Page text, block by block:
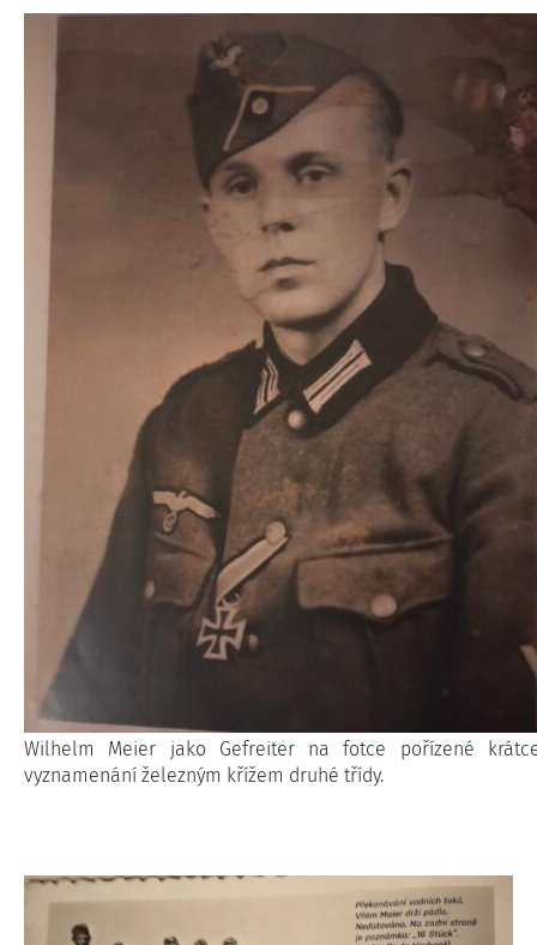
Wilhelm Meier jako Gefreiter na fotce pořízené
vyznamenání železným křížem druhé třídy.